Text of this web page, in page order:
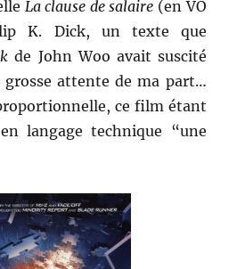
La clause de salaire (en VO
K. Dick, un texte que
de John Woo avait suscité
attente de ma part…
ce film étant
langage technique “une